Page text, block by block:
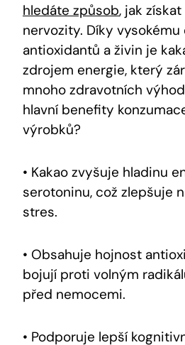
hledáte způsob, jak
nervozity. Díky vysokému
antioxidantů ⁤a živin je
zdrojem energie, který
mnoho ⁤zdravotních
hlavní benefity
výrobků?
• Kakao zvyšuje hladinu
serotoninu, což ‌zlepšuje
stres.
• Obsahuje hojnost
bojují proti ‌volným
před nemocemi.
• Podporuje lepší